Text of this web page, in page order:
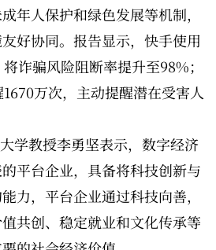
年人保护和绿色发展等机制，
好协同。报告显示，快手使用
诈骗风险阻断率提升至98%；
万次，主动提醒潜在受害人
学教授李勇坚表示，数字经济
平台企业，具备将科技创新与
力，平台企业通过科技向善，
共创、稳定就业和文化传承等